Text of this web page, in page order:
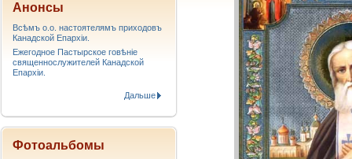
Анонсы
Всѣмъ о.о. настоятелямъ приходовъ
Канадской Епархiи.
Ежегодное Пастырское говѣніе
священнослужителей Канадской
Епархіи.
Дальше
Фотоальбомы